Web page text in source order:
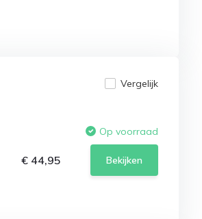
Vergelijk
Op voorraad
€ 44,95 Bekijken